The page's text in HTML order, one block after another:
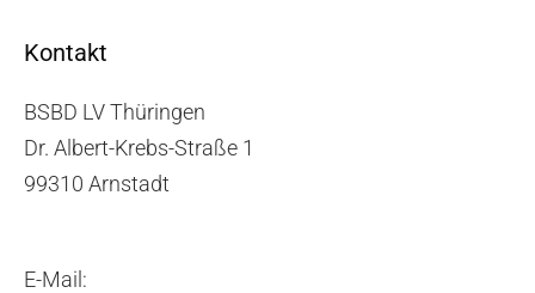
Kontakt
BSBD LV Thüringen
Dr. Albert-Krebs-Straße 1
99310 Arnstadt
E-Mail: